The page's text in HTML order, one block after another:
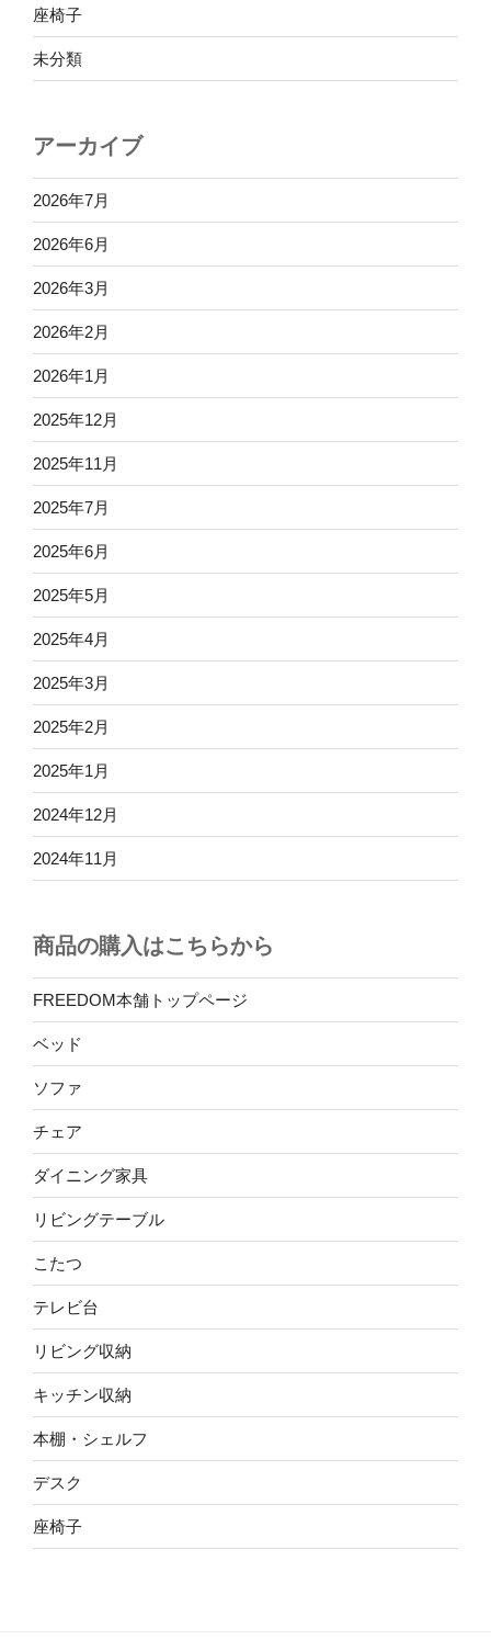
座椅子
未分類
アーカイブ
2026年7月
2026年6月
2026年3月
2026年2月
2026年1月
2025年12月
2025年11月
2025年7月
2025年6月
2025年5月
2025年4月
2025年3月
2025年2月
2025年1月
2024年12月
2024年11月
商品の購入はこちらから
FREEDOM本舗トップページ
ベッド
ソファ
チェア
ダイニング家具
リビングテーブル
こたつ
テレビ台
リビング収納
キッチン収納
本棚・シェルフ
デスク
座椅子